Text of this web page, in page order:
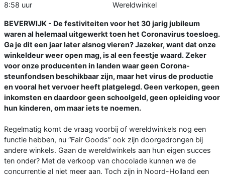
8:58 uur
Wereldwinkel
BEVERWIJK - De festiviteiten voor het 30 jarig jubileum
waren al helemaal uitgewerkt toen het Coronavirus toesloeg.
Ga je dit een jaar later alsnog vieren? Jazeker, want dat onze
winkeldeur weer open mag, is al een feestje waard. Zeker
voor onze producenten in landen waar geen Corona-
steunfondsen beschikbaar zijn, maar het virus de productie
en vooral het vervoer heeft platgelegd. Geen verkopen, geen
inkomsten en daardoor geen schoolgeld, geen opleiding voor
hun kinderen, om maar iets te noemen.
Regelmatig komt de vraag voorbij of wereldwinkels nog een
functie hebben, nu “Fair Goods” ook zijn doorgedrongen bij
andere winkels. Gaan de wereldwinkels aan hun eigen succes
ten onder? Met de verkoop van chocolade kunnen we de
concurrentie al niet meer aan. Toch zijn in Noord-Holland een